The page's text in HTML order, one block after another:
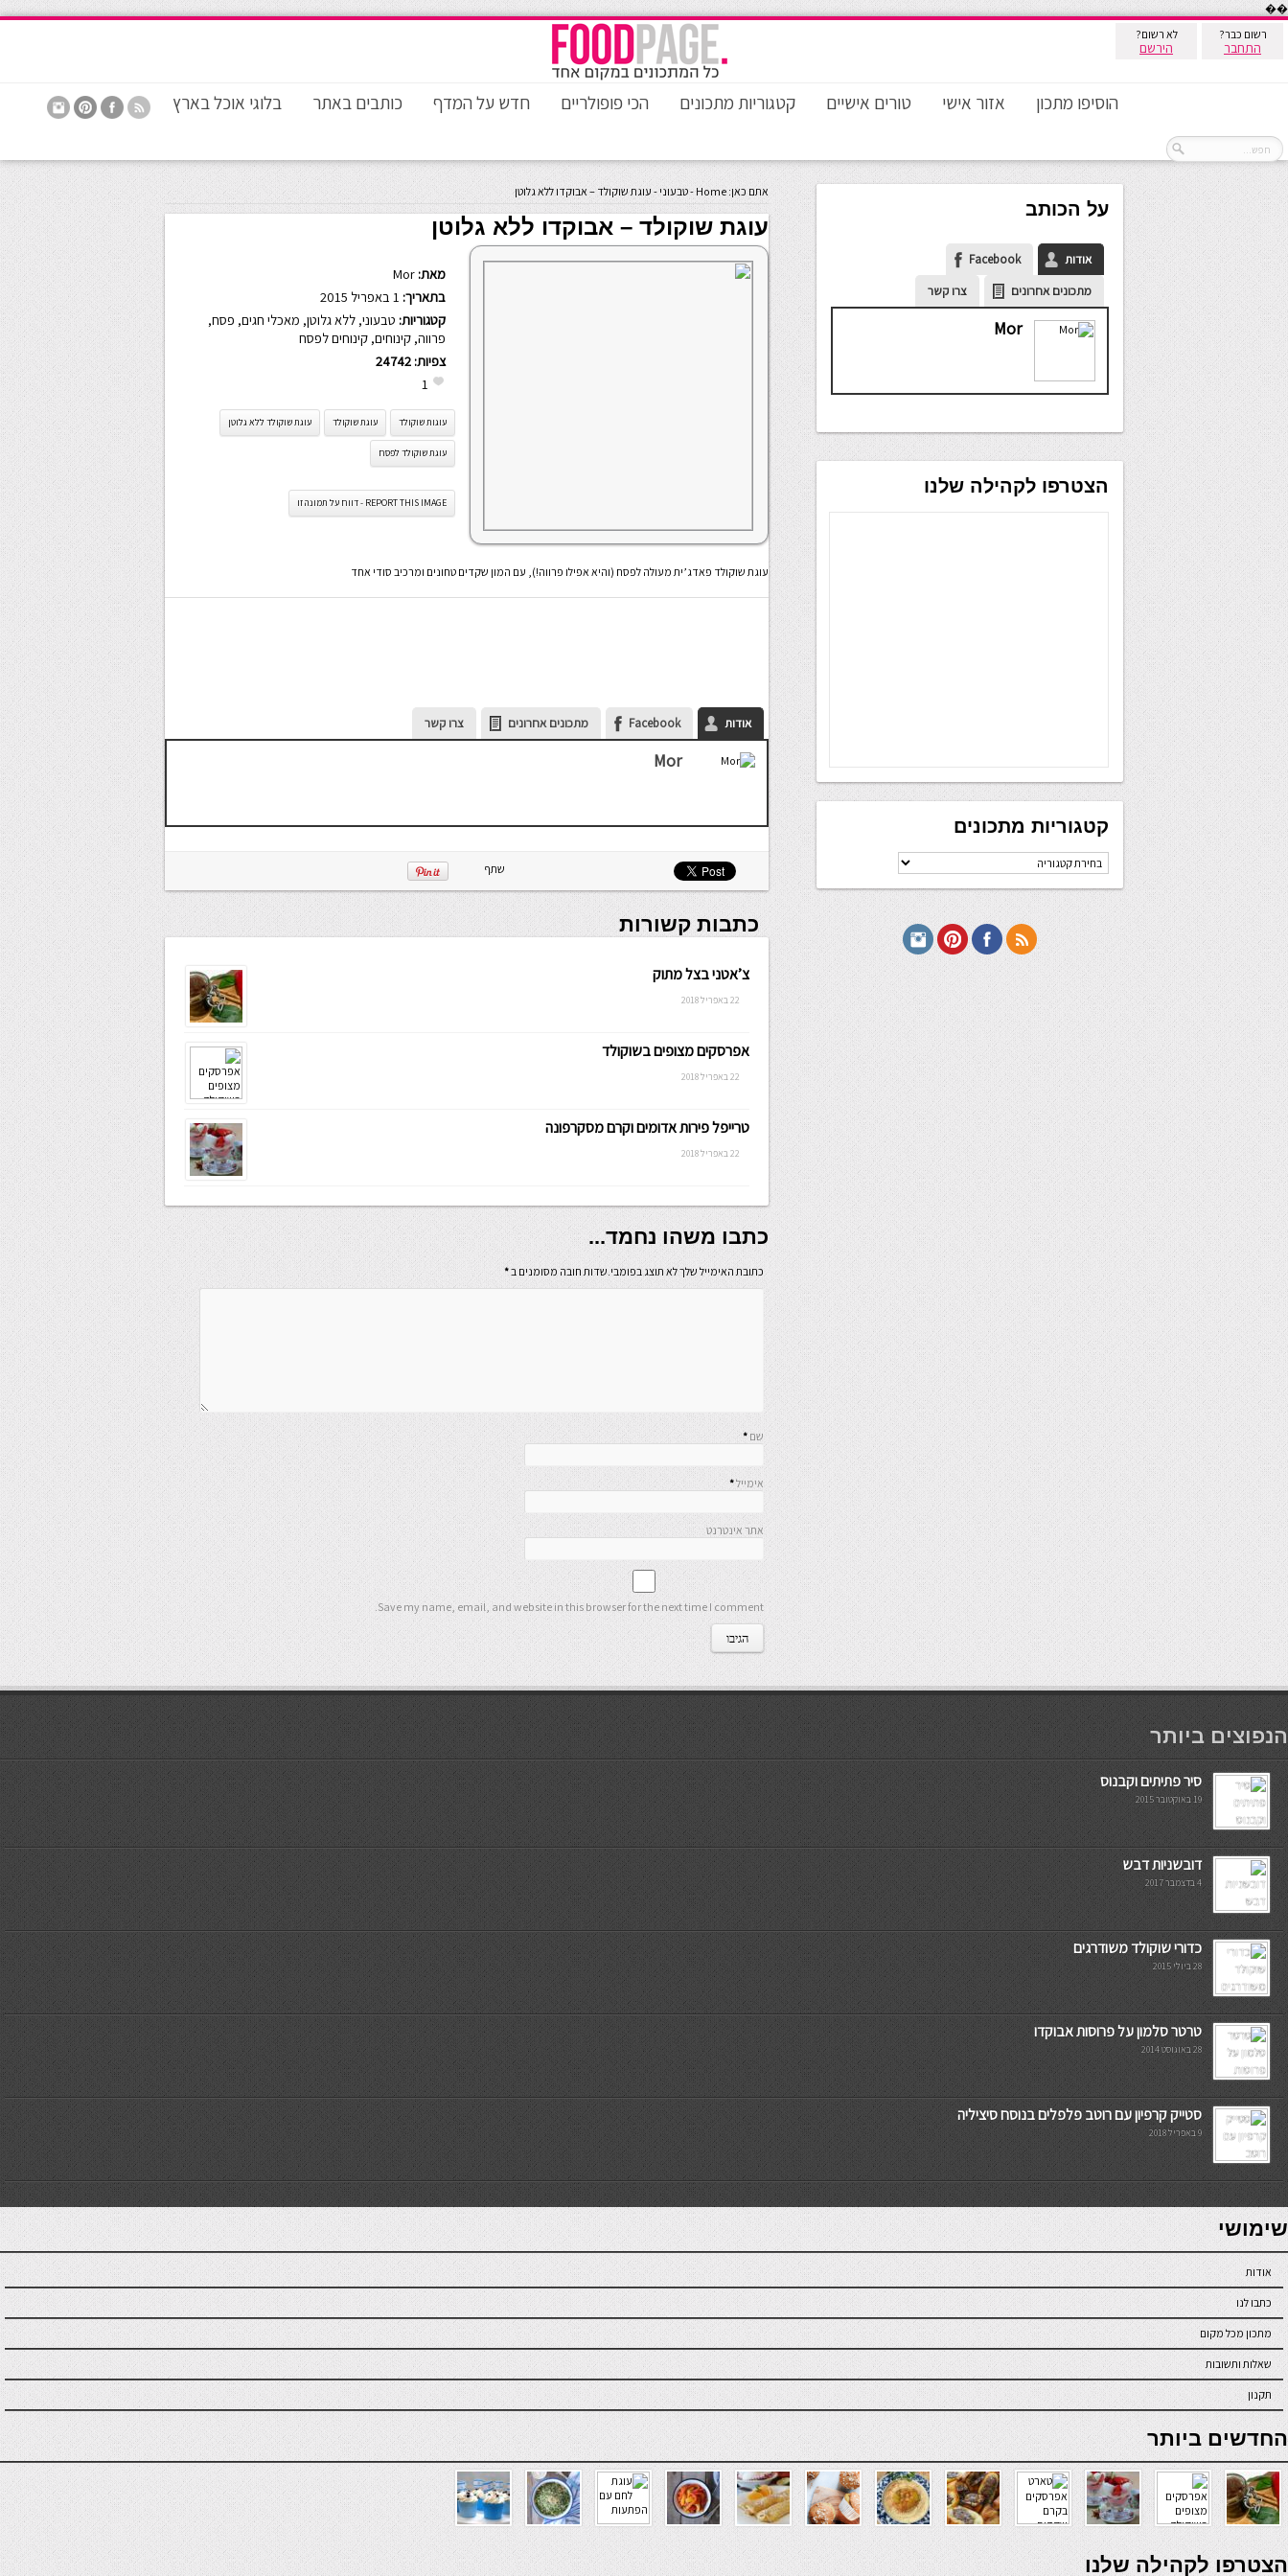
��
רשום כבר?
התחבר
לא רשום?
הירשם
הוסיפו מתכון אזור אישי טורים אישיים קטגוריות מתכונים הכי פופולריים חדש על המדף כותבים באתר בלוגי אוכל בארץ
אתם כאן: Home
-טבעוני - עוגת שוקולד – אבוקדו ללא גלוטן
עוגת שוקולד – אבוקדו ללא גלוטן
מאת: Mor
בתאריך:
קטגוריות: טבעוני, ללא גלוטן, מאכלי חגים, פסח,
פרווה, קינוחים, קינוחים לפסח
צפיות: 24742
1
עוגות שוקולד עוגת שוקולד עוגת שוקולד ללא גלוטן
עוגת שוקולד לפסח
REPORT THIS IMAGE - דווח על תמונה זו
עוגת שוקולד פאדג’ית מעולה לפסח (והיא אפילו פרווה!), עם המון שקדים טחונים ומרכיב סודי אחד
אודות Facebook מתכונים אחרונים צרו קשר
Mor
שתף
כתבות קשורות
צ’אטני בצל מתוק
22 באפריל 2018
אפרסקים מצופים בשוקולד
22 באפריל 2018
טרייפל פירות אדומים וקרם מסקרפונה
22 באפריל 2018
כתבו משהו נחמד...
כתובת האימייל שלך לא תוצג בפומבי.שדות חובה מסומנים ב*
שם *
אימייל*
אתר אינטרנט
Save my name, email, and website in this browser for the next time I comment.
על הכותב
אודות
Facebook
מתכונים אחרונים
צרו קשר
Mor
הצטרפו לקהילה שלנו
קטגוריות מתכונים
קטגוריות
מתכונים
мостбет кг
הנפוצים ביותר
סיר פתיתים וקבנוס
19 באוקטובר 2015
דובשניות דבש
4 בדצמבר 2017
כדורי שוקולד משודרגים
28 ביולי 2015
טרטר סלמון על פרוסות אבוקדו
28 באוגוסט 2014
סטייק קרפיון עם רוטב פלפלים בנוסח סיציליה
9 באפריל 2018
7slots
seriöse online casinos österreich
שימושי
אודות
כתבו לנו
מתכון מכל מקום
שאלות ותשובות
תקנון
online casino
החדשים ביותר
verde casino
הצטרפו לקהילה שלנו